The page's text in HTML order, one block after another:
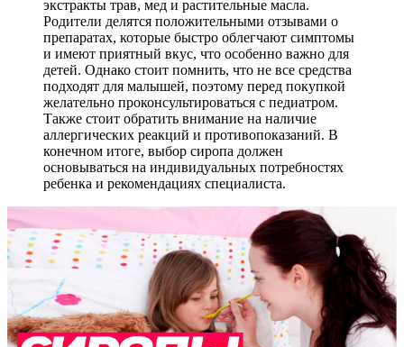
экстракты трав, мед и растительные масла.
Родители делятся положительными отзывами о
препаратах, которые быстро облегчают симптомы
и имеют приятный вкус, что особенно важно для
детей. Однако стоит помнить, что не все средства
подходят для малышей, поэтому перед покупкой
желательно проконсультироваться с педиатром.
Также стоит обратить внимание на наличие
аллергических реакций и противопоказаний. В
конечном итоге, выбор сиропа должен
основываться на индивидуальных потребностях
ребенка и рекомендациях специалиста.